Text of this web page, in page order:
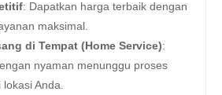
: Dapatkan harga terbaik dengan
maksimal.
di Tempat (Home Service):
nyaman menunggu proses
Anda.